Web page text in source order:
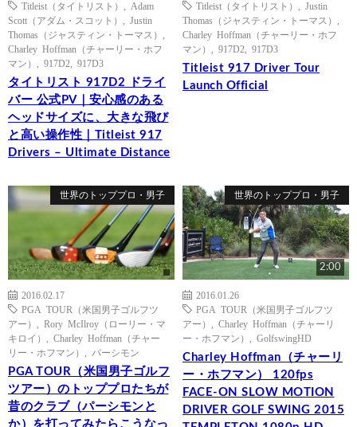
Titleist（タイトリスト）
Adam
Scott（アダム・スコット）
Justin
Thomas（ジャスティン・トーマス）
Charley Hoffman（チャーリー・ホフ
マン）
917D2 917D3
タイトリスト 917D2 ドライ
バー 公式PV｜安心感のある
ヘッドサイズに、大きな飛び
と高い操作性｜Titleist 917
Drivers – Ultimate Distance
Titleist（タイトリスト）
Justin
Thomas（ジャスティン・トーマス）
Charley Hoffman（チャーリー・ホフ
マン）
917D2 917D3
Titleist 917 Driver Tour
Launch Official
世界のトッププロ・男子
2016.02.17
PGA TOUR（米国男子ゴルフツ
アー）
Rory McIlroy（ローリー・マ
キロイ）
Charley Hoffman（チャー
リー・ホフマン）
パーシモン
PGA TOUR（米国男子ゴルフ
ツアー）のトッププロたちが
昔のクラブ（パーシモンと
か）を打ってみたらこうなっ
世界のトッププロ・男子
2:00
2016.01.26
PGA TOUR（米国男子ゴルフツ
アー）
Charley Hoffman（チャーリ
ー・ホフマン）
GolfswingHD
Charley Hoffman（チャーリ
ー・ホフマン） 120fps
FACE-ON SLOW MOTION
DRIVER GOLF SWING 2015